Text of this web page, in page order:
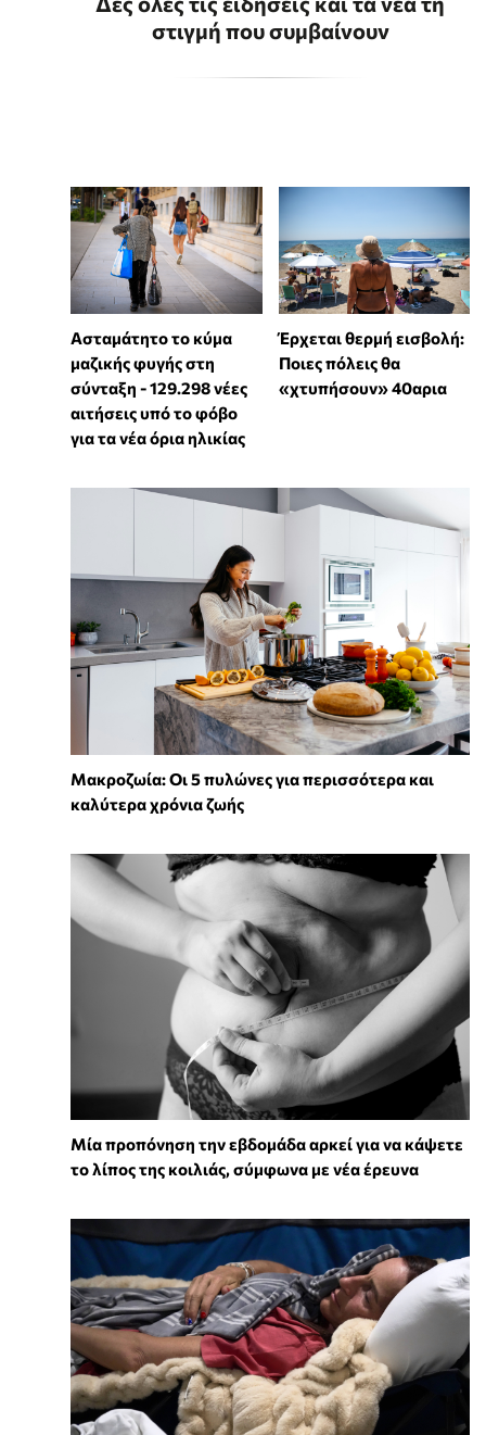
στιγμή που συμβαίνουν
Ασταμάτητο το κύμα
μαζικής φυγής στη
σύνταξη - 129.298 νέες
αιτήσεις υπό το φόβο
για τα νέα όρια ηλικίας
Έρχεται θερμή εισβολή:
Ποιες πόλεις θα
«χτυπήσουν» 40αρια
Mακροζωία: Οι 5 πυλώνες για περισσότερα και
καλύτερα χρόνια ζωής
Μία προπόνηση την εβδομάδα αρκεί για να κάψετε
το λίπος της κοιλιάς, σύμφωνα με νέα έρευνα